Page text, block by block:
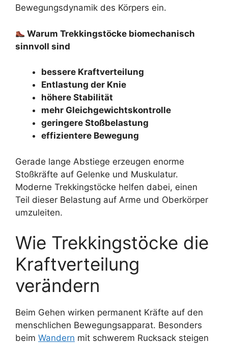
Bewegungsdynamik des Körpers ein.
Warum Trekkingstöcke biomechanisch
sinnvoll sind
bessere Kraftverteilung
Entlastung der Knie
höhere Stabilität
mehr Gleichgewichtskontrolle
geringere Stoßbelastung
effizientere Bewegung
Gerade lange Abstiege erzeugen enorme
Stoßkräfte auf Gelenke und Muskulatur.
Moderne Trekkingstöcke helfen dabei, einen
Teil dieser Belastung auf Arme und Oberkörper
umzuleiten.
Wie Trekkingstöcke die
Kraftverteilung
verändern
Beim Gehen wirken permanent Kräfte auf den
menschlichen Bewegungsapparat. Besonders
beim Wandern mit schwerem Rucksack steigen